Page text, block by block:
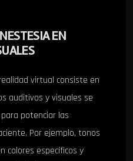
EN
virtual consiste en
auditivos y visuales se
potenciar las
Por ejemplo, tonos
colores específicos y